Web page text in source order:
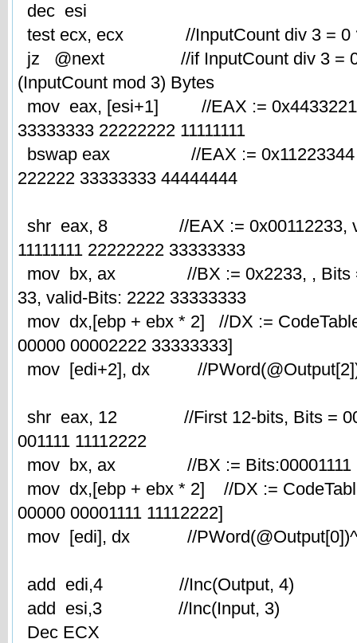
dec esi
test ecx, ecx //InputCount div 3 = 0
jz @next //if InputCount div 3 = 0
(InputCount mod 3) Bytes
mov eax, [esi+1] //EAX :=
33333333 22222222 11111111
bswap eax //EAX := 0x11223344 ,
222222 33333333 44444444
shr eax, 8 //EAX := 0x00112233,
11111111 22222222 33333333
mov bx, ax //BX := 0x2233, , Bits =
33, valid-Bits: 2222 33333333
mov dx,[ebp + ebx * 2] //DX :=
00000 00002222 33333333]
mov [edi+2], dx //
shr eax, 12 //First 12-bits, Bits =
001111 11112222
mov bx, ax //BX := Bits:00001111
mov dx,[ebp + ebx * 2] //DX :=
00000 00001111 11112222]
mov [edi], dx //PWord(@Output[0])^
add edi,4 //Inc(Output, 4)
add esi,3 //Inc(Input, 3)
Dec ECX